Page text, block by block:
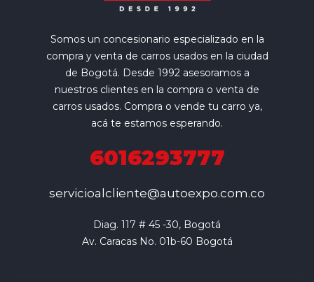
Somos un concesionario especializado en la
compra y venta de carros usados en la ciudad
de Bogotá. Desde 1992 asesoramos a
nuestros clientes en la compra o venta de
carros usados. Compra o vende tu carro ya,
acá te estamos esperando.
6016293777
servicioalcliente@autoexpo.com.co
Diag. 117 # 45 -30, Bogotá
Av. Caracas No. 01b-60 Bogotá